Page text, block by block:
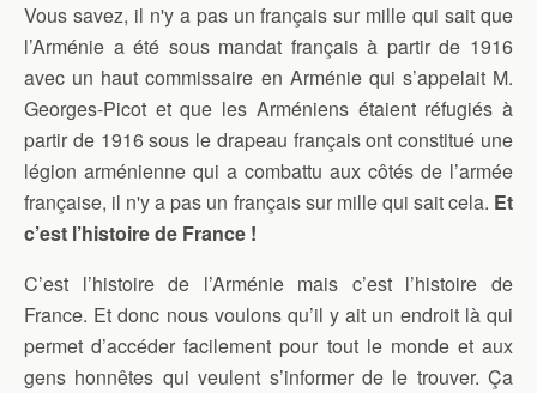
Vous savez, il n'y a pas un français sur mille qui sait que
l’Arménie a été sous mandat français à partir de 1916
avec un haut commissaire en Arménie qui s’appelait M.
Georges-Picot et que les Arméniens étaient réfugiés à
partir de 1916 sous le drapeau français ont constitué une
légion arménienne qui a combattu aux côtés de l’armée
française, il n'y a pas un français sur mille qui sait cela. Et
c’est l’histoire de France !
C’est l’histoire de l’Arménie mais c’est l’histoire de
France. Et donc nous voulons qu’il y ait un endroit là qui
permet d’accéder facilement pour tout le monde et aux
gens honnêtes qui veulent s’informer de le trouver. Ça